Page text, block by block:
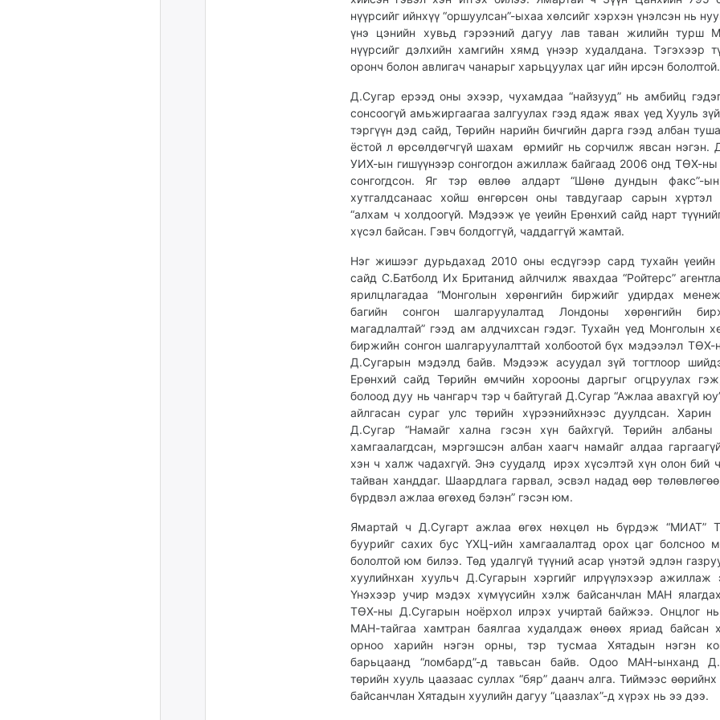
нүүрсийг ийнхүү “оршуулсан”-ыхаа хөлсийг хэрхэн үнэлсэн нь
үнэ цэнийн хувьд гэрээний дагуу лав таван жилийн турш
нүүрсийг дэлхийн хамгийн хямд үнээр худалдана. Тэгэхээр
оронч болон авлигач чанарыг харьцуулах цаг ийн ирсэн бололтой.
Д.Сугар ерээд оны эхээр, чухамдаа “найзууд” нь амбийц
сонсоогүй амьжиргаагаа залгуулах гээд ядаж явах үед Хууль
тэргүүн дэд сайд, Төрийн нарийн бичгийн дарга гээд албан
ёстой л өрсөлдөгчгүй шахам өрмийг нь сорчилж явсан нэгэн.
УИХ-ын гишүүнээр сонгогдон ажиллаж байгаад 2006 онд ТӨХ-ны
сонгогдсон. Яг тэр өвлөө алдарт “Шөнө дундын факс”-
хутгалдсанаас хойш өнгөрсөн оны тавдугаар сарын хүртэл
“алхам ч холдоогүй. Мэдээж үе үеийн Ерөнхий сайд нарт
хүсэл байсан. Гэвч болдоггүй, чаддаггүй жамтай.
Нэг жишээг дурьдахад 2010 оны есдүгээр сард тухайн үеийн
сайд С.Батболд Их Британид айлчилж явахдаа “Ройтерс”
ярилцлагадаа “Монголын хөрөнгийн биржийг удирдах
багийн сонгон шалгаруулалтад Лондоны хөрөнгийн
магадлалтай” гээд ам алдчихсан гэдэг. Тухайн үед Монголын
биржийн сонгон шалгаруулалттай холбоотой бүх мэдээлэл ТӨХ-
Д.Сугарын мэдэлд байв. Мэдээж асуудал зүй тогтлоор
Ерөнхий сайд Төрийн өмчийн хорооны даргыг огцруулах
болоод дуу нь чангарч тэр ч байтугай Д.Сугар “Ажлаа авахгүй
айлгасан сураг улс төрийн хүрээнийхнээс дуулдсан. Харин
Д.Сугар “Намайг хална гэсэн хүн байхгүй. Төрийн албаны
хамгаалагдсан, мэргэшсэн албан хаагч намайг алдаа
хэн ч халж чадахгүй. Энэ суудалд ирэх хүсэлтэй хүн олон бий
тайван ханддаг. Шаардлага гарвал, эсвэл надад өөр
бүрдвэл ажлаа өгөхөд бэлэн” гэсэн юм.
Ямартай ч Д.Сугарт ажлаа өгөх нөхцөл нь бүрдэж “МИАТ”
буурийг сахих бус ҮХЦ-ийн хамгаалалтад орох цаг болсноо
бололтой юм билээ. Төд удалгүй түүний асар үнэтэй эдлэн
хуулийнхан хуульч Д.Сугарын хэргийг илрүүлэхээр ажиллаж
Үнэхээр учир мэдэх хүмүүсийн хэлж байсанчлан МАН
ТӨХ-ны Д.Сугарын ноёрхол илрэх учиртай байжээ. Онцлог
МАН-тайгаа хамтран баялгаа худалдаж өнөөх яриад байсан
орноо харийн нэгэн орны, тэр тусмаа Хятадын нэгэн
барьцаанд “ломбард”-д тавьсан байв. Одоо МАН-ынханд
төрийн хууль цаазаас суллах “бяр” даанч алга. Тиймээс
байсанчлан Хятадын хуулийн дагуу “цаазлах”-д хүрэх нь ээ дээ.